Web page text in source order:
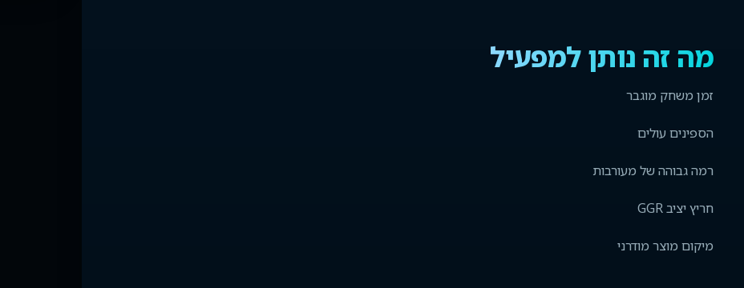
מה זה נותן למפעיל
זמן משחק מוגבר
הספינים עולים
רמה גבוהה של מעורבות
חריץ יציב GGR
מיקום מוצר מודרני